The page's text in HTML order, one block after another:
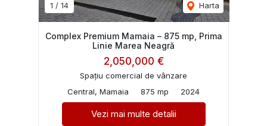
1 / 14 Harta
Complex Premium Mamaia – 875 mp, Prima
Linie Marea Neagră
2,050,000 €
Spațiu comercial de vânzare
Central, Mamaia
875 mp 2024
Vezi mai multe detalii